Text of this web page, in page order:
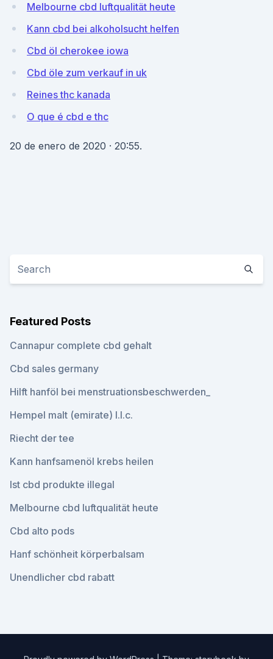
Melbourne cbd luftqualität heute
Kann cbd bei alkoholsucht helfen
Cbd öl cherokee iowa
Cbd öle zum verkauf in uk
Reines thc kanada
O que é cbd e thc
20 de enero de 2020 · 20:55.
Featured Posts
Cannapur complete cbd gehalt
Cbd sales germany
Hilft hanföl bei menstruationsbeschwerden_
Hempel malt (emirate) l.l.c.
Riecht der tee
Kann hanfsamenöl krebs heilen
Ist cbd produkte illegal
Melbourne cbd luftqualität heute
Cbd alto pods
Hanf schönheit körperbalsam
Unendlicher cbd rabatt